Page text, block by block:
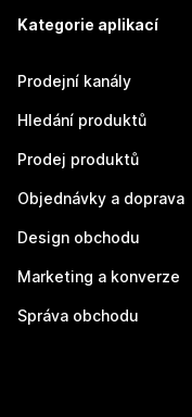
Kategorie aplikací
Prodejní kanály
Hledání produktů
Prodej produktů
Objednávky a doprava
Design obchodu
Marketing a konverze
Správa obchodu